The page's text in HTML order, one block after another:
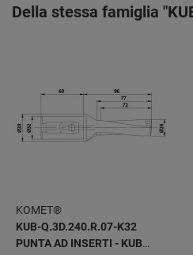
Della stessa famiglia
KOMET®
KUB-Q.3D.240.R.07-K32
PUNTA AD INSERTI - KUB